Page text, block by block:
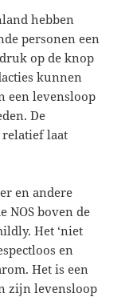
hebben
personen een
op de knop
kunnen
een levensloop
De
relatief laat
en andere
NOS boven de
Het ‘niet
en
Het is een
zijn levensloop